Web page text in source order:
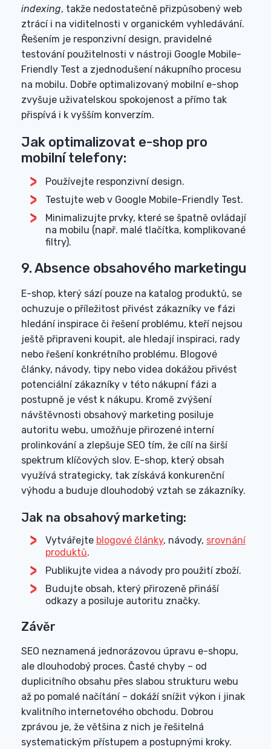
indexing, takže nedostatečně přizpůsobený web
ztrácí i na viditelnosti v organickém vyhledávání.
Řešením je responzivní design, pravidelné
testování použitelnosti v nástroji Google Mobile-
Friendly Test a zjednodušení nákupního procesu
na mobilu. Dobře optimalizovaný mobilní e-shop
zvyšuje uživatelskou spokojenost a přímo tak
přispívá i k vyšším konverzím.
Jak optimalizovat e-shop pro
mobilní telefony:
Používejte responzivní design.
Testujte web v Google Mobile-Friendly Test.
Minimalizujte prvky, které se špatně ovládají
na mobilu (např. malé tlačítka, komplikované
filtry).
9. Absence obsahového marketingu
E-shop, který sází pouze na katalog produktů, se
ochuzuje o příležitost přivést zákazníky ve fázi
hledání inspirace či řešení problému, kteří nejsou
ještě připraveni koupit, ale hledají inspiraci, rady
nebo řešení konkrétního problému. Blogové
články, návody, tipy nebo videa dokážou přivést
potenciální zákazníky v této nákupní fázi a
postupně je vést k nákupu. Kromě zvýšení
návštěvnosti obsahový marketing posiluje
autoritu webu, umožňuje přirozené interní
prolinkování a zlepšuje SEO tím, že cílí na širší
spektrum klíčových slov. E-shop, který obsah
využívá strategicky, tak získává konkurenční
výhodu a buduje dlouhodobý vztah se zákazníky.
Jak na obsahový marketing:
Vytvářejte blogové články, návody, srovnání
produktů.
Publikujte videa a návody pro použití zboží.
Budujte obsah, který přirozeně přináší
odkazy a posiluje autoritu značky.
Závěr
SEO neznamená jednorázovou úpravu e-shopu,
ale dlouhodobý proces. Časté chyby – od
duplicitního obsahu přes slabou strukturu webu
až po pomalé načítání – dokáží snížit výkon i jinak
kvalitního internetového obchodu. Dobrou
zprávou je, že většina z nich je řešitelná
systematickým přístupem a postupnými kroky.